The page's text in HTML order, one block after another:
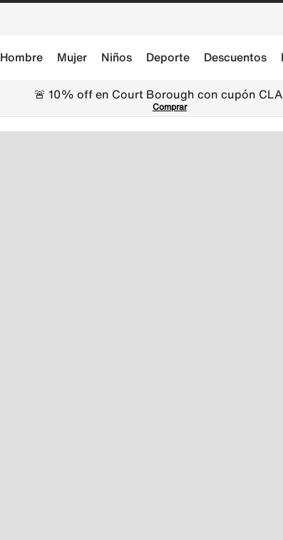
Hombre Mujer Niños Deporte Descuentos
🚨 10% off en Court Borough con cupón
Comprar